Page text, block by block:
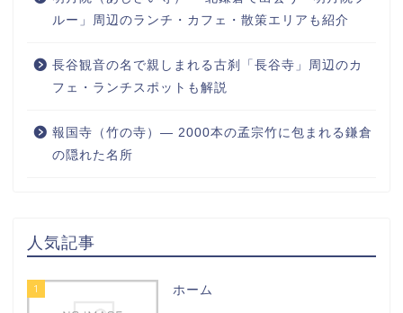
ルー」周辺のランチ・カフェ・散策エリアも紹介
長谷観音の名で親しまれる古刹「長谷寺」周辺のカ
フェ・ランチスポットも解説
報国寺（竹の寺）― 2000本の孟宗竹に包まれる鎌倉
の隠れた名所
人気記事
1 ホーム